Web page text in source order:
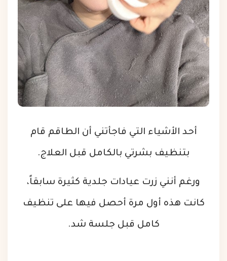
أحد الأشياء التي فاجأتني أن الطاقم قام
بتنظيف بشرتي بالكامل قبل العلاج.
ورغم أنني زرت عيادات جلدية كثيرة سابقاً،
كانت هذه أول مرة أحصل فيها على تنظيف
كامل قبل جلسة شد.